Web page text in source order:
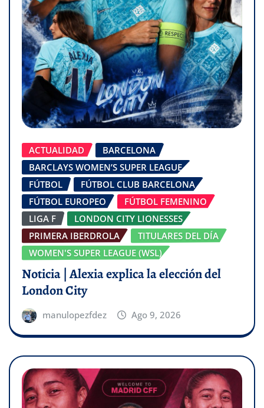
ACTUALIDAD
BARCELONA
BARCLAYS WOMEN’S SUPER LEAGUE
FÚTBOL
FÚTBOL CLUB BARCELONA
FÚTBOL EUROPEO
FÚTBOL FEMENINO
LIGA F
LONDON CITY LIONESSES
PRIMERA IBERDROLA
TITULARES DEL DÍA
WOMEN'S SUPER LEAGUE (WSL)
Noticia | Alexia explica la elección del
London City
manulopezfdez Ago 9, 2026